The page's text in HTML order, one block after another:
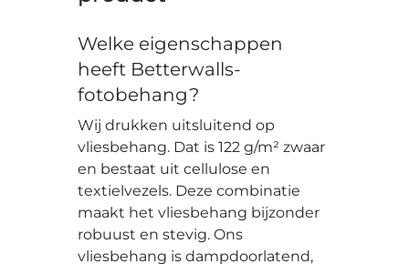
Welke eigenschappen
heeft Betterwalls-
fotobehang?
Wij drukken uitsluitend op
vliesbehang. Dat is 122 g/m² zwaar
en bestaat uit cellulose en
textielvezels. Deze combinatie
maakt het vliesbehang bijzonder
robuust en stevig. Ons
vliesbehang is dampdoorlatend,